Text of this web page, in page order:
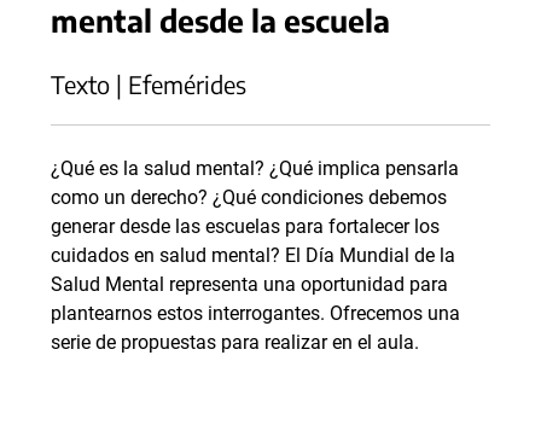
mental desde la escuela
Texto | Efemérides
¿Qué es la salud mental? ¿Qué implica pensarla
como un derecho? ¿Qué condiciones debemos
generar desde las escuelas para fortalecer los
cuidados en salud mental? El Día Mundial de la
Salud Mental representa una oportunidad para
plantearnos estos interrogantes. Ofrecemos una
serie de propuestas para realizar en el aula.